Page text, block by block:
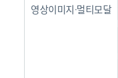
영상이미지·멀티모달